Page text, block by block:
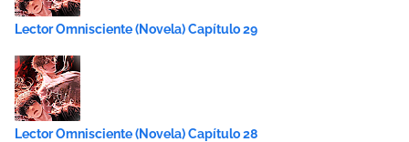
Lector Omnisciente (Novela) Capítulo 29
Lector Omnisciente (Novela) Capítulo 28